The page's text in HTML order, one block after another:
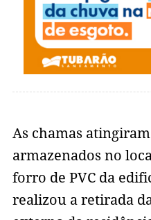
As chamas
armazenados no
forro de PVC da
realizou a retirada